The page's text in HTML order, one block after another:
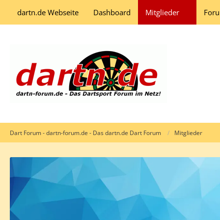
dartn.de Webseite Dashboard Mitglieder
Dart Forum - dartn-forum.de - Das dartn.de Dart Forum Mitglieder